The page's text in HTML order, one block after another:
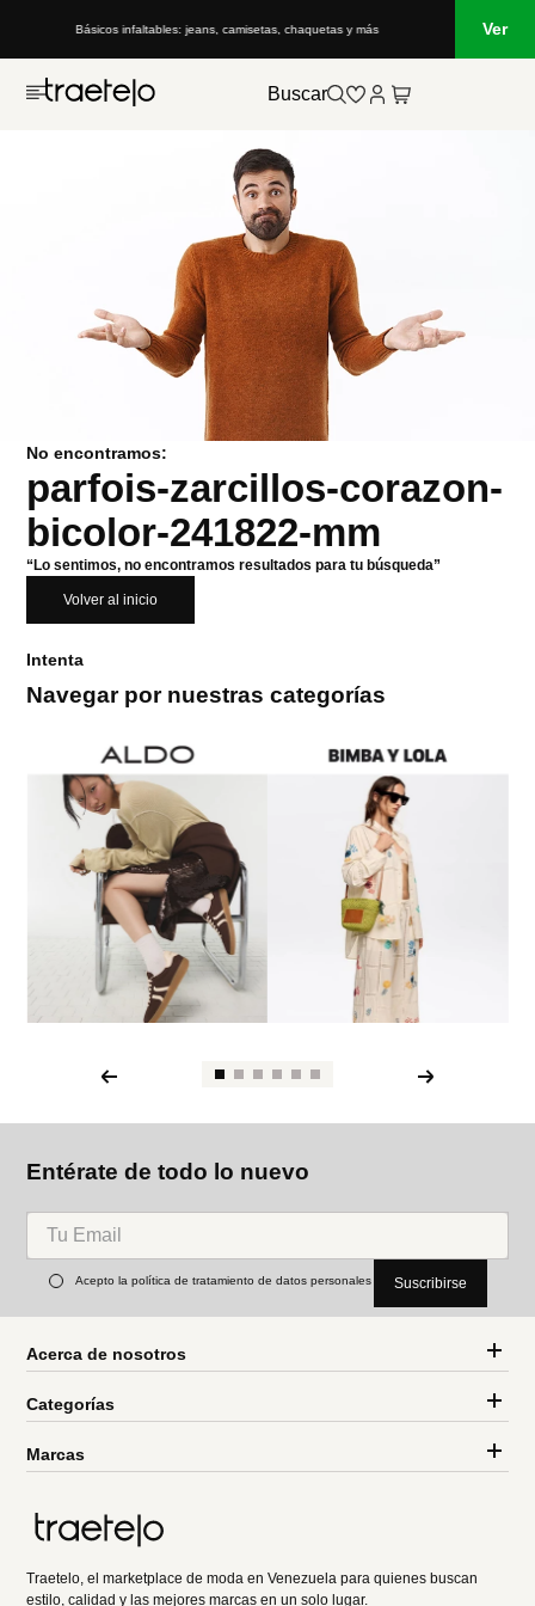
Básicos infaltables: jeans, camisetas, chaquetas y más Ver
Buscar
No encontramos:
parfois-zarcillos-corazon-
bicolor-241822-mm
“Lo sentimos, no encontramos resultados para tu búsqueda”
Volver al inicio
Intenta
Navegar por nuestras categorías
Entérate de todo lo nuevo
Acepto la política de tratamiento de datos personales Suscribirse
Acerca de nosotros
Categorías
Marcas
Traetelo, el marketplace de moda en Venezuela para quienes buscan
estilo, calidad y las mejores marcas en un solo lugar.